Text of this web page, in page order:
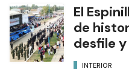
El
de
desfile
INTERIOR